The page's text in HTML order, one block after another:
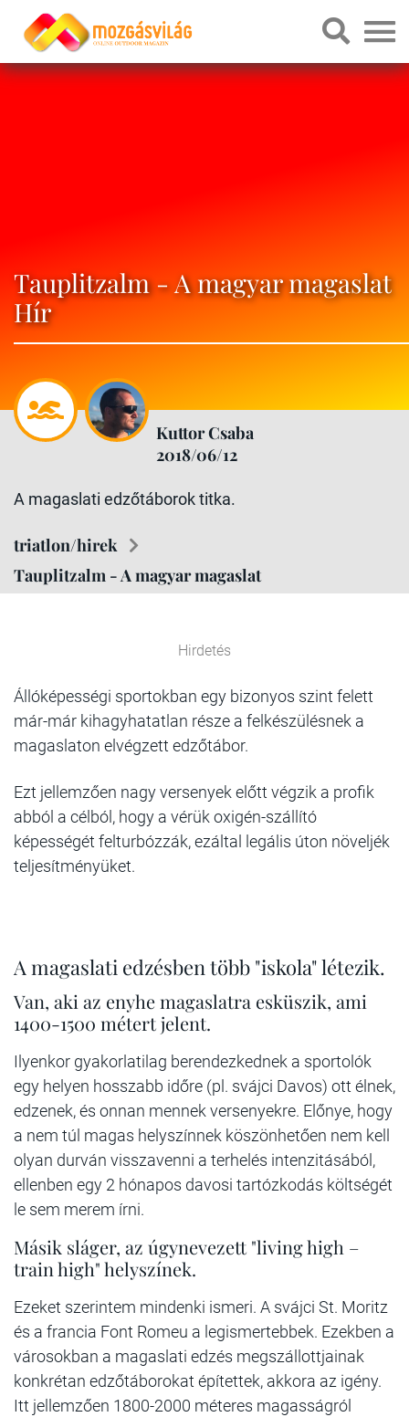
Tauplitzalm - A magyar magaslat
Hír
Kuttor Csaba
2018/06/12
A magaslati edzőtáborok titka.
triatlon/hirek
Tauplitzalm - A magyar magaslat
Hirdetés
Állóképességi sportokban egy bizonyos szint felett
már-már kihagyhatatlan része a felkészülésnek a
magaslaton elvégzett edzőtábor.
Ezt jellemzően nagy versenyek előtt végzik a profik
abból a célból, hogy a vérük oxigén-szállító
képességét felturbózzák, ezáltal legális úton növeljék
teljesítményüket.
A magaslati edzésben több "iskola" létezik.
Van, aki az enyhe magaslatra esküszik, ami
1400-1500 métert jelent.
Ilyenkor gyakorlatilag berendezkednek a sportolók
egy helyen hosszabb időre (pl. svájci Davos) ott élnek,
edzenek, és onnan mennek versenyekre. Előnye, hogy
a nem túl magas helyszínnek köszönhetően nem kell
olyan durván visszavenni a terhelés intenzitásából,
ellenben egy 2 hónapos davosi tartózkodás költségét
le sem merem írni.
Másik sláger, az úgynevezett "living high –
train high" helyszínek.
Ezeket szerintem mindenki ismeri. A svájci St. Moritz
és a francia Font Romeu a legismertebbek. Ezekben a
városokban a magaslati edzés megszállottjainak
konkrétan edzőtáborokat építettek, akkora az igény.
Itt jellemzően 1800-2000 méteres magasságról